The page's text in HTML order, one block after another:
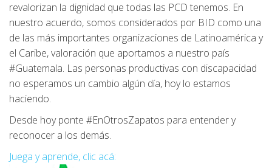
revalorizan la dignidad que todas las PCD tenemos. En
nuestro acuerdo, somos considerados por BID como una
de las más importantes organizaciones de Latinoamérica y
el Caribe, valoración que aportamos a nuestro país
#Guatemala. Las personas productivas con discapacidad
no esperamos un cambio algún día, hoy lo estamos
haciendo.
Desde hoy ponte #EnOtrosZapatos para entender y
reconocer a los demás.
Juega y aprende, clic acá: